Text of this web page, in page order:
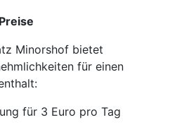
Minorshof bietet
für einen
für 3 Euro pro Tag